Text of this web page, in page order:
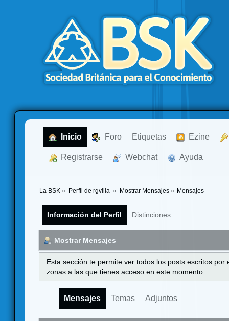
Inicio Foro Etiquetas Ezine
Registrarse Webchat Ayuda
La BSK » Perfil de rgvilla » Mostrar Mensajes» Mensajes
Información del Perfil Distinciones
Mostrar Mensajes
Esta sección te permite ver todos los posts escritos
zonas a las que tienes acceso en este momento.
Mensajes Temas Adjuntos